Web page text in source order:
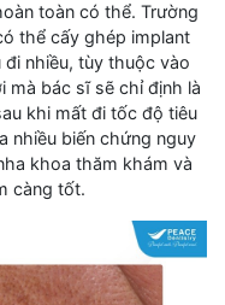
toàn có thể. Trường
thể cấy ghép implant
nhiều, tùy thuộc vào
mà bác sĩ sẽ chỉ định là
khi mất đi tốc độ tiêu
nhiều biến chứng nguy
khoa thăm khám và
càng tốt.